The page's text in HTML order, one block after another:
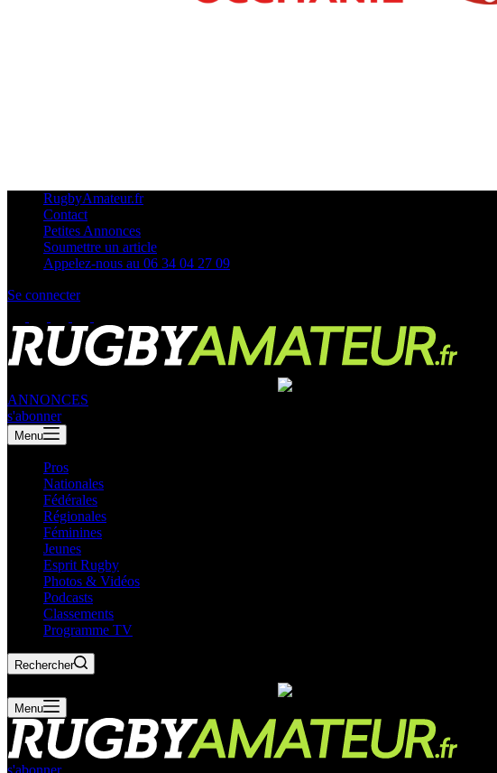
RugbyAmateur.fr
Contact
Petites Annonces
Soumettre un article
Appelez-nous au 06 34 04 27 09
Se connecter
ANNONCES
s'abonner
Menu
Pros
Nationales
Fédérales
Régionales
Féminines
Jeunes
Esprit Rugby
Photos & Vidéos
Podcasts
Classements
Programme TV
Rechercher
Menu